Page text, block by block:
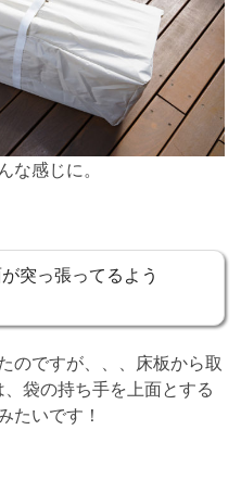
な感じに。
突っ張ってるよう
のですが、、、床板から取
袋の持ち手を上面とする
たいです！